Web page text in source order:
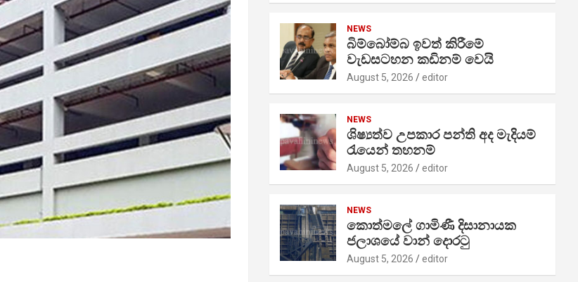
NEWS
බිම්බෝම්බ ඉවත් කිරීමේ
වැඩසටහන කඩිනම් වෙයි
August 5, 2026 editor
NEWS
ශිෂ්‍යත්ව උපකාර පන්ති අද මැදියම්
රැයෙන් තහනම්
August 5, 2026 editor
NEWS
කොත්මලේ ගාමිණී දිසානායක
ජලාශයේ වාන් දොරටු
August 5, 2026 editor